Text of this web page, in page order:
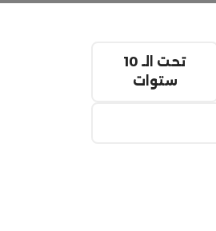
تحت الـ 10
ستوات